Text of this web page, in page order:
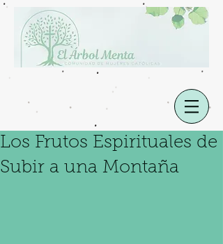
Los Frutos Espirituales de
Subir a una Montaña